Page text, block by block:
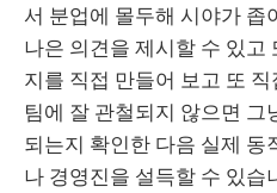
서 분업에 몰두해 시야가 좁
나은 의견을 제시할 수 있고
지를 직접 만들어 보고 또
팀에 잘 관철되지 않으면 그
되는지 확인한 다음 실제 동
나 경영진을 설득할 수 있습